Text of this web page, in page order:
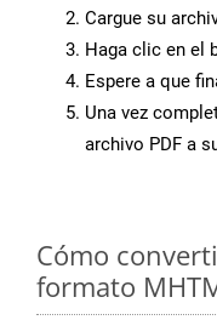
Cargue su
Haga clic en el
Espere a que
Una vez
archivo PDF a
Cómo
formato